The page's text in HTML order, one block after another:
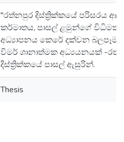
"රත්නපුර දිස්ත්‍රික්කයේ පරිසරය
කර්මාතය, පාසල් ළමුන්ගේ විධිමත්
අධ්‍යාපනය කෙරේ දක්වන බලපෑම''
විමර් ශානාත්මක අධ්‍යයනයක් -
දිස්ත්‍රික්කයේ පාසල් ඇසුරින්.
Thesis